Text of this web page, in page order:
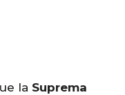
la Suprema